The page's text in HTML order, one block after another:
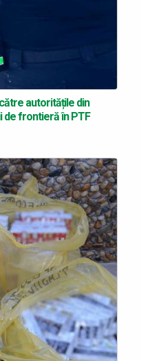
autoritățile din
de frontieră în PTF